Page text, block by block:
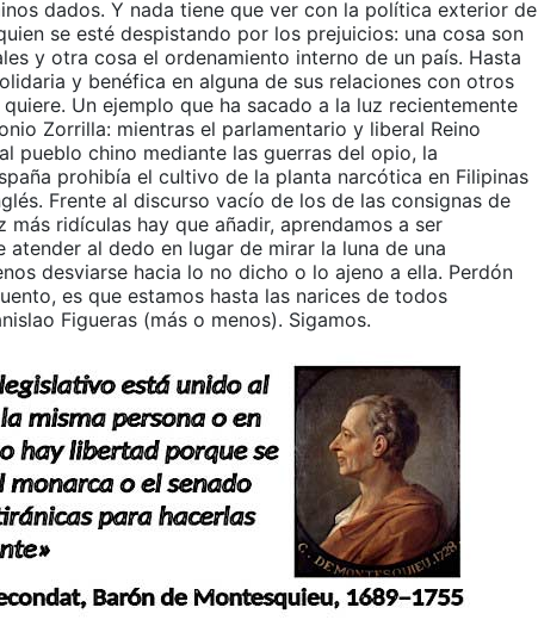
dados. Y nada tiene que ver con la política exterior de
se esté despistando por los prejuicios: una cosa son
y otra cosa el ordenamiento interno de un país. Hasta
y benéfica en alguna de sus relaciones con otros
Un ejemplo que ha sacado a la luz recientemente
Zorrilla: mientras el parlamentario y liberal Reino
pueblo chino mediante las guerras del opio, la
prohibía el cultivo de la planta narcótica en Filipinas
Frente al discurso vacío de los de las consignas de
ridículas hay que añadir, aprendamos a ser
atender al dedo en lugar de mirar la luna de una
desviarse hacia lo no dicho o lo ajeno a ella. Perdón
es que estamos hasta las narices de todos
Figueras (más o menos). Sigamos.